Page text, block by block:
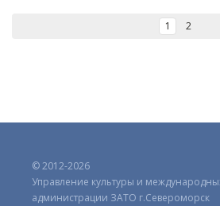
1 2
© 2012-2026
Управление культуры и
администрации ЗАТО г.Североморск